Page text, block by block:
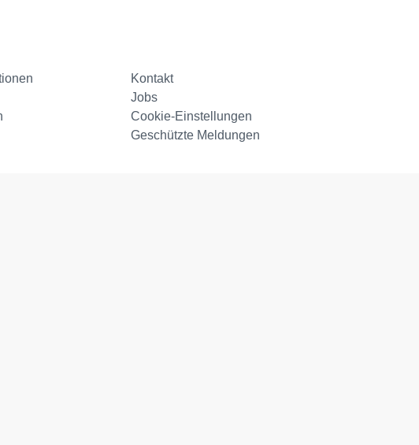
Kontakt
Jobs
Cookie-Einstellungen
Geschützte Meldungen